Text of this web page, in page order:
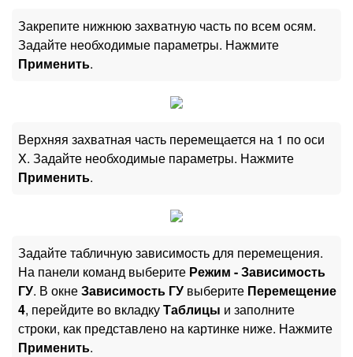
Закрепите нижнюю захватную часть по всем осям.
Задайте необходимые параметры. Нажмите
Применить.
Верхняя захватная часть перемещается на 1 по оси
X. Задайте необходимые параметры. Нажмите
Применить.
Задайте табличную зависимость для перемещения.
На панели команд выберите Режим - Зависимость
ГУ. В окнеЗависимость ГУ выберите Перемещение
4, перейдите во вкладкуТаблицы и заполните
строки, как представлено на картинке ниже. Нажмите
Применить.